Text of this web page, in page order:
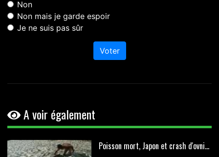
Non
Non mais je garde espoir
Je ne suis pas sûr
Voter
A voir également
Poisson mort, Japon et crash d'ovni...